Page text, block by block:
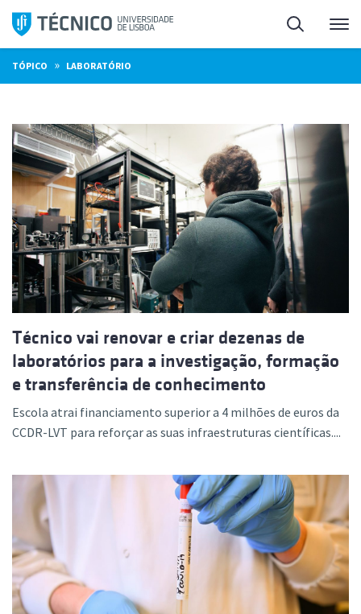
Saltar
para
o
conteúdo
Pesquisa
TÓPICO » LABORATÓRIO
Técnico vai renovar e criar dezenas de
laboratórios para a investigação, formação
e transferência de conhecimento
Escola atrai financiamento superior a 4 milhões de euros da
CCDR-LVT para reforçar as suas infraestruturas científicas....